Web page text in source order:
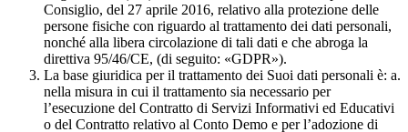
Consiglio, del 27 aprile 2016, relativo alla protezione delle
persone fisiche con riguardo al trattamento dei dati personali,
nonché alla libera circolazione di tali dati e che abroga la
direttiva 95/46/CE, (di seguito: «GDPR»).
La base giuridica per il trattamento dei Suoi dati personali è: a.
nella misura in cui il trattamento sia necessario per
l’esecuzione del Contratto di Servizi Informativi ed Educativi
o del Contratto relativo al Conto Demo e per l’adozione di